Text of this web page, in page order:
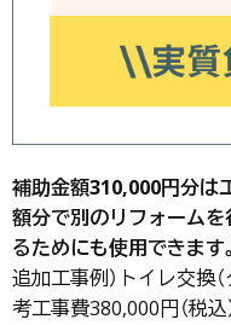
補助金額310,000円分は
額分で別のリフォーム
るためにも使用できます。
追加工事例）トイレ交換
考工事費380,000円（税込